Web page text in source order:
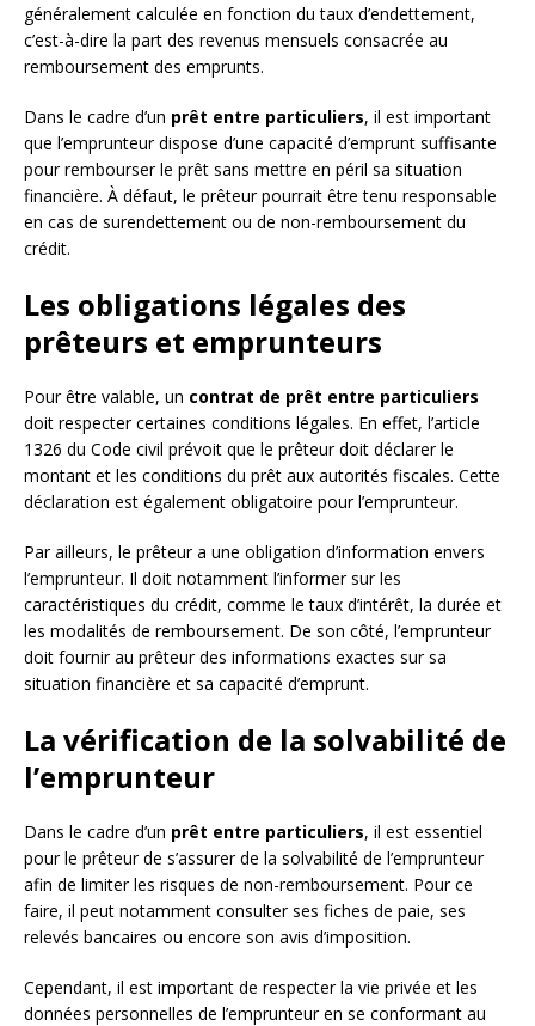
généralement calculée en fonction du taux d’endettement,
c’est-à-dire la part des revenus mensuels consacrée au
remboursement des emprunts.
Dans le cadre d’un prêt entre particuliers, il est important
que l’emprunteur dispose d’une capacité d’emprunt suffisante
pour rembourser le prêt sans mettre en péril sa situation
financière. À défaut, le prêteur pourrait être tenu responsable
en cas de surendettement ou de non-remboursement du
crédit.
Les obligations légales des
prêteurs et emprunteurs
Pour être valable, un contrat de prêt entre particuliers
doit respecter certaines conditions légales. En effet, l’article
1326 du Code civil prévoit que le prêteur doit déclarer le
montant et les conditions du prêt aux autorités fiscales. Cette
déclaration est également obligatoire pour l’emprunteur.
Par ailleurs, le prêteur a une obligation d’information envers
l’emprunteur. Il doit notamment l’informer sur les
caractéristiques du crédit, comme le taux d’intérêt, la durée et
les modalités de remboursement. De son côté, l’emprunteur
doit fournir au prêteur des informations exactes sur sa
situation financière et sa capacité d’emprunt.
La vérification de la solvabilité de
l’emprunteur
Dans le cadre d’un prêt entre particuliers, il est essentiel
pour le prêteur de s’assurer de la solvabilité de l’emprunteur
afin de limiter les risques de non-remboursement. Pour ce
faire, il peut notamment consulter ses fiches de paie, ses
relevés bancaires ou encore son avis d’imposition.
Cependant, il est important de respecter la vie privée et les
données personnelles de l’emprunteur en se conformant au